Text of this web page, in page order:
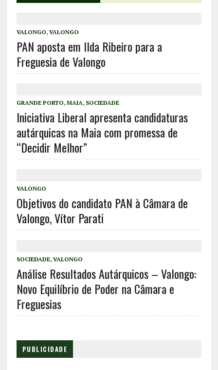
VALONGO, VALONGO
PAN aposta em Ilda Ribeiro para a
Freguesia de Valongo
GRANDE PORTO, MAIA, SOCIEDADE
Iniciativa Liberal apresenta candidaturas
autárquicas na Maia com promessa de
“Decidir Melhor”
VALONGO
Objetivos do candidato PAN à Câmara de
Valongo, Vítor Parati
SOCIEDADE, VALONGO
Análise Resultados Autárquicos – Valongo:
Novo Equilíbrio de Poder na Câmara e
Freguesias
PUBLICIDADE